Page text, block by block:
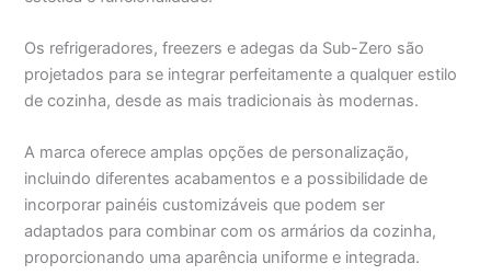
Os refrigeradores, freezers e adegas da Sub-Zero são
projetados para se integrar perfeitamente a qualquer estilo
de cozinha, desde as mais tradicionais às modernas.
A marca oferece amplas opções de personalização,
incluindo diferentes acabamentos e a possibilidade de
incorporar painéis customizáveis que podem ser
adaptados para combinar com os armários da cozinha,
proporcionando uma aparência uniforme e integrada.